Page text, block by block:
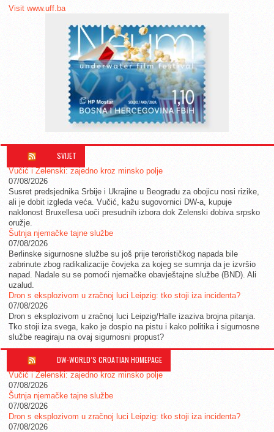
Visit www.uff.ba
SVIJET
Vučić i Zelenski: zajedno kroz minsko polje
07/08/2026
Susret predsjednika Srbije i Ukrajine u Beogradu za obojicu nosi rizike,
ali je dobit izgleda veća. Vučić, kažu sugovornici DW-a, kupuje
naklonost Bruxellesa uoči presudnih izbora dok Zelenski dobiva srpsko
oružje.
Šutnja njemačke tajne službe
07/08/2026
Berlinske sigurnosne službe su još prije terorističkog napada bile
zabrinute zbog radikalizacije čovjeka za kojeg se sumnja da je izvršio
napad. Nadale su se pomoći njemačke obavještajne službe (BND). Ali
uzalud.
Dron s eksplozivom u zračnoj luci Leipzig: tko stoji iza incidenta?
07/08/2026
Dron s eksplozivom u zračnoj luci Leipzig/Halle izaziva brojna pitanja.
Tko stoji iza svega, kako je dospio na pistu i kako politika i sigurnosne
službe reagiraju na ovaj sigurnosni propust?
DW-WORLD´S CROATIAN HOMEPAGE
Vučić i Zelenski: zajedno kroz minsko polje
07/08/2026
Šutnja njemačke tajne službe
07/08/2026
Dron s eksplozivom u zračnoj luci Leipzig: tko stoji iza incidenta?
07/08/2026